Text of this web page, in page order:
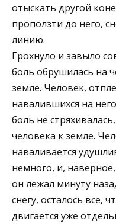
отыскать другой
проползти до него,
линию.
Грохнуло и завыло
боль обрушилась на
земле. Человек,
навалившихся на
боль не
человека к земле.
наваливается
немного, и,
он лежал минуту
снегу, осталось все,
двигается уже